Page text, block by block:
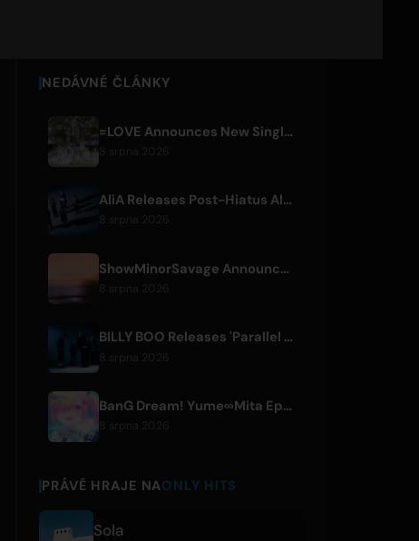
NEDÁVNÉ ČLÁNKY
=LOVE Announces New Single 'Koi, Hajimemashita.' and Tokyo Dome Concerts
8 srpna 2026
AliA Releases Post-Hiatus Album 'mate', Announces Tokyo Live
ShowMinorSavage Announces New Digital Single 'Gradation'
BILLY BOO Releases 'Parallel Night-EP' Featuring TV Drama Theme Song
BanG Dream! Yume∞Mita Episode 8 Live Clip Released
PRÁVĚ HRAJE NAONLY HITS
Sola